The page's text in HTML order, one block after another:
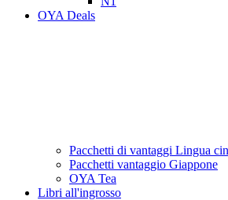
OYA Deals
Pacchetti di vantaggi Lingua
Pacchetti vantaggio Giappone
OYA Tea
Libri all'ingrosso